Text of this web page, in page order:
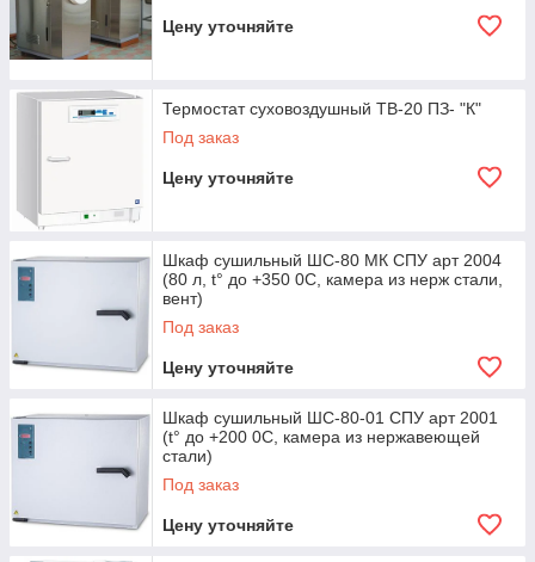
лабораторное оборудование
Перейти к выбору оборудования
Специалисты доверяют нашему
ассортименту и сервису
Продаем на правах официального
Закупаем оборудование у
производителя, гарантируем
подлинность.
Гарантируем наличие и доставку в
ограниченные сроки по всей стране.
Цену уточняйте
Термостат суховоздушный ТВ-20 ПЗ- "К"
Под заказ
Цену уточняйте
Шкаф сушильный ШС-80 МК СПУ арт 2004
(80 л, t° до +350 0С, камера из нерж стали,
вент)
Под заказ
Цену уточняйте
Шкаф сушильный ШС-80-01 СПУ арт 2001
(t° до +200 0С, камера из нержавеющей
стали)
Под заказ
Цену уточняйте